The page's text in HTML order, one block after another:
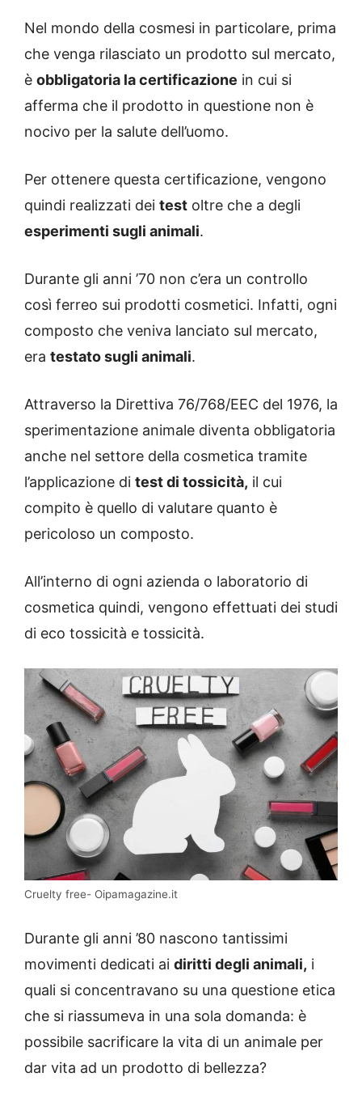
Nel mondo della cosmesi in particolare, prima
che venga rilasciato un prodotto sul mercato,
è obbligatoria la certificazione in cui si
afferma che il prodotto in questione non è
nocivo per la salute dell’uomo.
Per ottenere questa certificazione, vengono
quindi realizzati dei test oltre che a degli
esperimenti sugli animali.
Durante gli anni ’70 non c’era un controllo
così ferreo sui prodotti cosmetici. Infatti, ogni
composto che veniva lanciato sul mercato,
era testato sugli animali.
Attraverso la Direttiva 76/768/EEC del 1976, la
sperimentazione animale diventa obbligatoria
anche nel settore della cosmetica tramite
l’applicazione di test di tossicità, il cui
compito è quello di valutare quanto è
pericoloso un composto.
All’interno di ogni azienda o laboratorio di
cosmetica quindi, vengono effettuati dei studi
di eco tossicità e tossicità.
Cruelty free- Oipamagazine.it
Durante gli anni ’80 nascono tantissimi
movimenti dedicati ai diritti degli animali, i
quali si concentravano su una questione etica
che si riassumeva in una sola domanda: è
possibile sacrificare la vita di un animale per
dar vita ad un prodotto di bellezza?